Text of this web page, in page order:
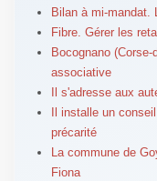
Bilan à mi-mandat.
Fibre. Gérer les
Bocognano
associative
Il s'adresse aux
Il installe un
précarité
La commune de
Fiona